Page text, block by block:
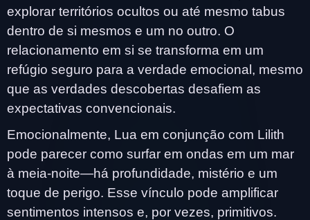
explorar territórios ocultos ou até mesmo tabus
dentro de si mesmos e um no outro. O
relacionamento em si se transforma em um
refúgio seguro para a verdade emocional, mesmo
que as verdades descobertas desafiem as
expectativas convencionais.
Emocionalmente, Lua em conjunção com Lilith
pode parecer como surfar em ondas em um mar
à meia-noite—há profundidade, mistério e um
toque de perigo. Esse vínculo pode amplificar
sentimentos intensos e, por vezes, primitivos.